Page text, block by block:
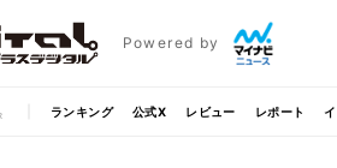
Powered by
ランキング 公式X レビュー レポート